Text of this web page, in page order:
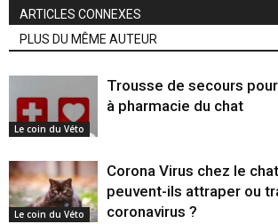
ARTICLES CONNEXES
PLUS DU MÊME AUTEUR
Le coin du Véto
Trousse de secours
à pharmacie du chat
Le coin du Véto
Corona Virus chez le
peuvent-ils attraper ou
coronavirus ?